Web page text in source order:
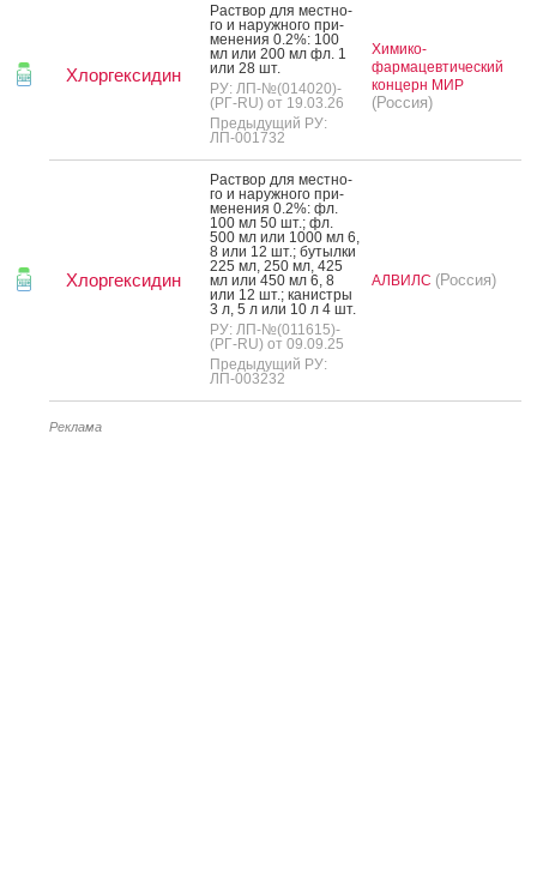
Хлоргексидин
Рас­твор для мес­тно­
го и на­руж­но­го при­
мене­ния 0.2%: 100
мл или 200 мл фл. 1
или 28 шт.
РУ: ЛП-№(014020)-
(РГ-RU) от 19.03.26
Предыдущий РУ:
ЛП-001732
Химико-
фармацевтический
концерн МИР
(Россия)
Хлоргексидин
Рас­твор для мес­тно­
го и на­руж­но­го при­
мене­ния 0.2%: фл.
100 мл 50 шт.; фл.
500 мл или 1000 мл 6,
8 или 12 шт.; бу­тыл­ки
225 мл, 250 мл, 425
мл или 450 мл 6, 8
или 12 шт.; ка­нис­тры
3 л, 5 л или 10 л 4 шт.
РУ: ЛП-№(011615)-
(РГ-RU) от 09.09.25
Предыдущий РУ:
ЛП-003232
АЛВИЛС (Россия)
Реклама